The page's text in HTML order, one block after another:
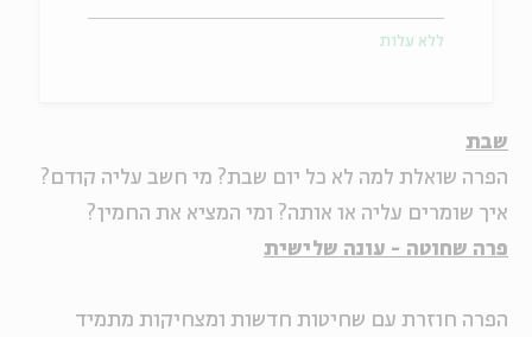
שבת
הפרה שואלת למה לא כל יום שבת? מי חשב עליה קודם?
איך שומרים עליה או אותה? ומי המציא את החמין?
פרה שחוטה - עונה שלישית
הפרה חוזרת עם שחיטות חדשות ומצחיקות מתמיד
ללא עלות